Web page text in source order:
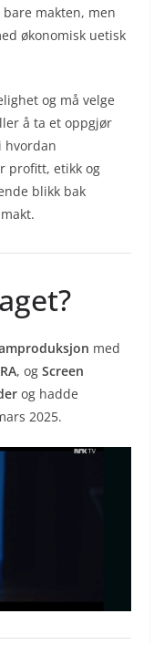
makten, men
økonomisk uetisk
og må velge
å ta et oppgjør
hvordan
profitt, etikk og
blikk bak
med
, og Screen
og hadde
2025.